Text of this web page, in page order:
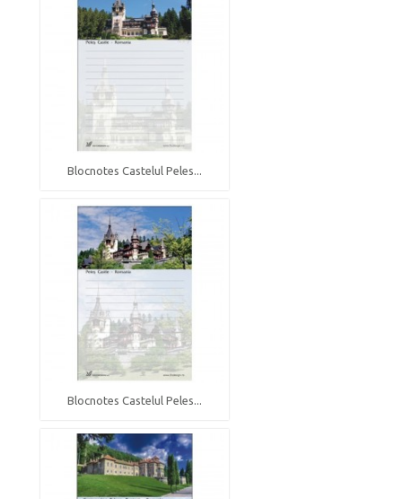
Blocnotes Castelul Peles...
Blocnotes Castelul Peles...